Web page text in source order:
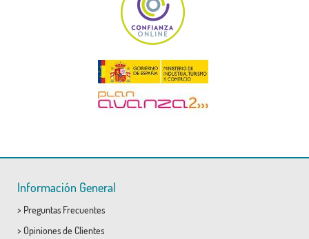
Información General
> Preguntas Frecuentes
> Opiniones de Clientes